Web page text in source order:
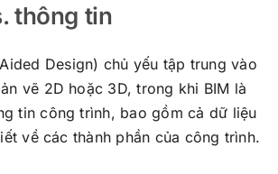
thông tin
Design) chủ yếu tập trung vào
vẽ 2D hoặc 3D, trong khi BIM là
tin công trình, bao gồm cả dữ liệu
về các thành phần của công trình.